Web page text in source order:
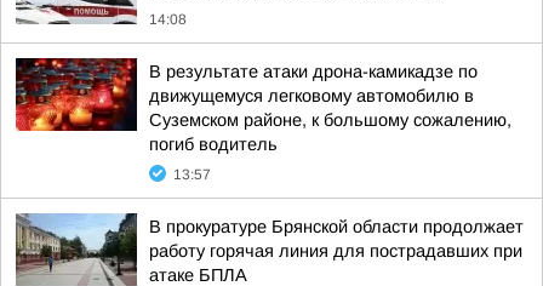
14:08
В результате атаки дрона-камикадзе по
движущемуся легковому автомобилю в
Суземском районе, к большому сожалению,
погиб водитель
13:57
В прокуратуре Брянской области продолжает
работу горячая линия для пострадавших при
атаке БПЛА